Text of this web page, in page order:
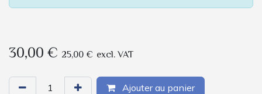
30,00€ 25,00 € excl. VAT
Ajouter au panier